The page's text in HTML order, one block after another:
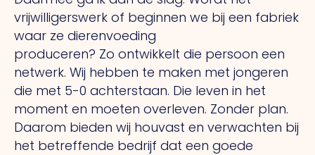
vrijwilligerswerk of beginnen we bij een fabriek
waar ze dierenvoeding
produceren? Zo ontwikkelt die persoon een
netwerk. Wij hebben te maken met jongeren
die met 5-0 achterstaan. Die leven in het
moment en moeten overleven. Zonder plan.
Daarom bieden wij houvast en verwachten bij
het betreffende bedrijf dat een goede